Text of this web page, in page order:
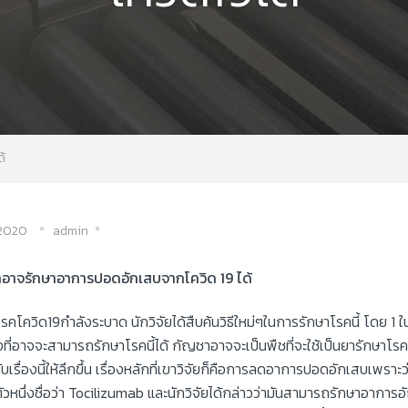
admin
จรักษาอาการปอดอักเสบจากโควิด 19 ได้
คโควิด19กำลังระบาด นักวิจัยได้สืบค้นวิธีใหม่ๆในการรักษาโรคนี้ โดย
อาจจะสามารถรักษาโรคนี้ได้ กัญชาอาจจะเป็นพืชที่จะใช้เป็นยารักษาโ
เรื่องนี้ให้ลึกขึ้น เรื่องหลักที่เขาวิจัยก็คือการลดอาการปอดอักเสบเพรา
หนึ่งชื่อว่า Tocilizumab และนักวิจัยได้กล่าวว่ามันสามารถรักษาอากา